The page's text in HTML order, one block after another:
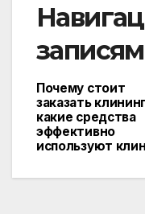
записям
Почему стоит
заказать
какие средства
эффективно
используют